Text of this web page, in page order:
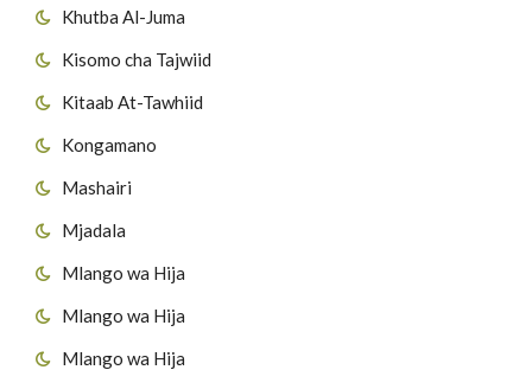
Khutba Al-Juma
Kisomo cha Tajwiid
Kitaab At-Tawhiid
Kongamano
Mashairi
Mjadala
Mlango wa Hija
Mlango wa Hija
Mlango wa Hija